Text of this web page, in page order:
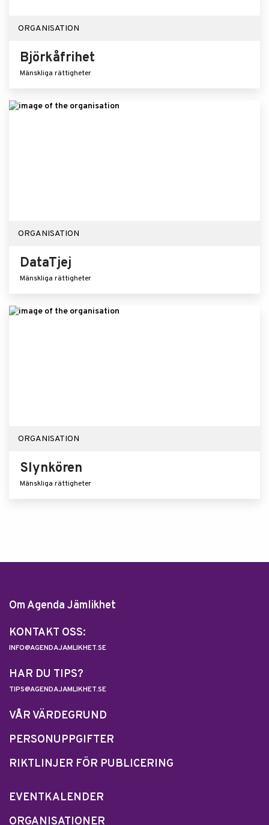
ORGANISATION
Björkåfrihet
Mänskliga rättigheter
ORGANISATION
DataTjej
Mänskliga rättigheter
ORGANISATION
Slynkören
Mänskliga rättigheter
Om Agenda Jämlikhet
KONTAKT OSS:
INFO@AGENDAJAMLIKHET.SE
HAR DU TIPS?
TIPS@AGENDAJAMLIKHET.SE
VÅR VÄRDEGRUND
PERSONUPPGIFTER
RIKTLINJER FÖR PUBLICERING
EVENTKALENDER
ORGANISATIONER